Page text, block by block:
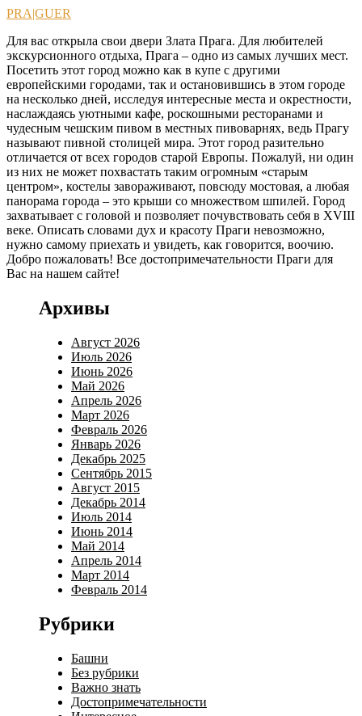
Перейти
содержимому
PRA|GUER
Для вас открыла свои двери Злата Прага. Для любителей
экскурсионного отдыха, Прага – одно из самых лучших мест.
Посетить этот город можно как в купе с другими
европейскими городами, так и остановившись в этом городе
на несколько дней, исследуя интересные места и окрестности,
наслаждаясь уютными кафе, роскошными ресторанами и
чудесным чешским пивом в местных пивоварнях, ведь Прагу
называют пивной столицей мира. Этот город разительно
отличается от всех городов старой Европы. Пожалуй, ни один
из них не может похвастать таким огромным «старым
центром», костелы завораживают, повсюду мостовая, а любая
панорама города – это крыши со множеством шпилей. Город
захватывает с головой и позволяет почувствовать себя в XVIII
веке. Описать словами дух и красоту Праги невозможно,
нужно самому приехать и увидеть, как говорится, воочию.
Добро пожаловать! Все достопримечательности Праги для
Вас на нашем сайте!
Архивы
Август 2026
Июль 2026
Июнь 2026
Май 2026
Апрель 2026
Март 2026
Февраль 2026
Январь 2026
Декабрь 2025
Сентябрь 2015
Август 2015
Декабрь 2014
Июль 2014
Июнь 2014
Май 2014
Апрель 2014
Март 2014
Февраль 2014
Рубрики
Башни
Без рубрики
Важно знать
Достопримечательности